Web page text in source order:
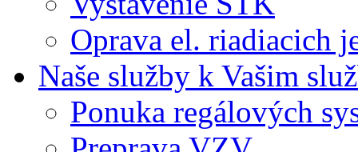
Oprava el. riadiacich
Naše služby k Vašim
Ponuka regálových